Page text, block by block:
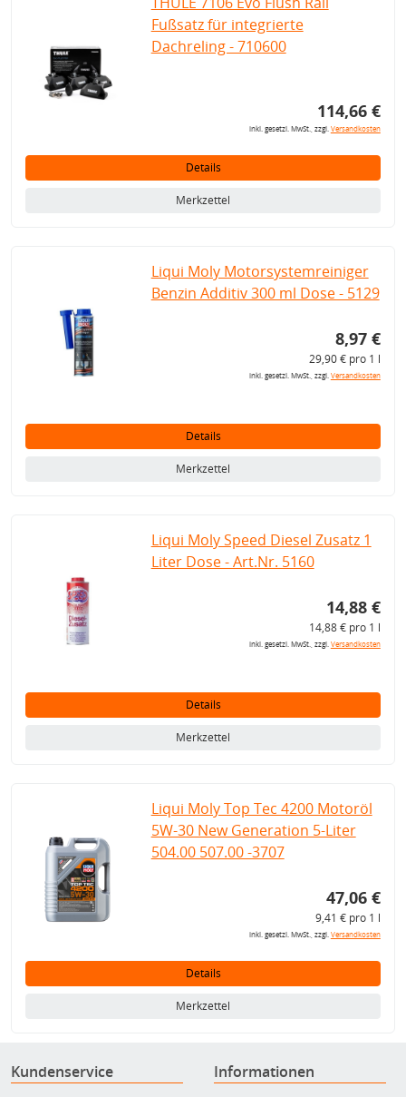
Fußsatz für integrierte
Dachreling - 710600
114,66 €
inkl. gesetzl. MwSt., zzgl.Versandkosten
Details
Merkzettel
Liqui Moly Motorsystemreiniger
Benzin Additiv 300 ml Dose - 5129
8,97 €
29,90 € pro 1 l
inkl. gesetzl. MwSt., zzgl.Versandkosten
Details
Merkzettel
Liqui Moly Speed Diesel Zusatz 1
Liter Dose - Art.Nr. 5160
14,88 €
14,88 € pro 1 l
inkl. gesetzl. MwSt., zzgl.Versandkosten
Details
Merkzettel
Liqui Moly Top Tec 4200 Motoröl
5W-30 New Generation 5-Liter
504.00 507.00 -3707
47,06 €
9,41 € pro 1 l
inkl. gesetzl. MwSt., zzgl.Versandkosten
Details
Merkzettel
Kundenservice Informationen